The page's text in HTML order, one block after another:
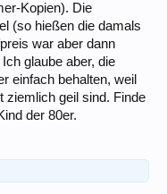
Kopien). Die
(so hießen die damals
war aber dann
glaube aber, die
einfach behalten, weil
ziemlich geil sind. Finde
der 80er.